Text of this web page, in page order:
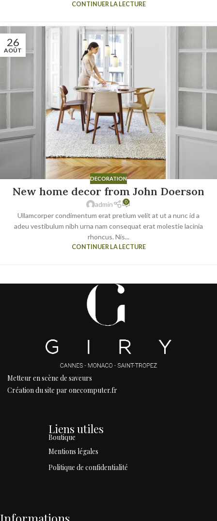
CONTINUER LA LECTURE
26
AOÛT
DECORATION
New home decor from John Doerson
admin 0
Ullamcorper condimentum erat pretium velit at ut a nunc id a
adeu vestibulum nibh urna nam consequat erat molestie lacinia
rhoncus. Nis...
CONTINUER LA LECTURE
Metteur en scène de saveurs
Création du site par onecomputer.fr
Liens utiles
Boutique
Mentions légales
Politique de confidentialité